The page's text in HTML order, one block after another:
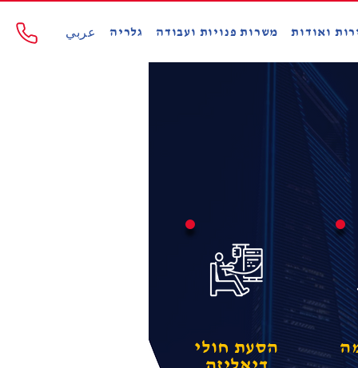
ואודות משרות פנויות ועבודה גלריה عربي
הסעת חולי